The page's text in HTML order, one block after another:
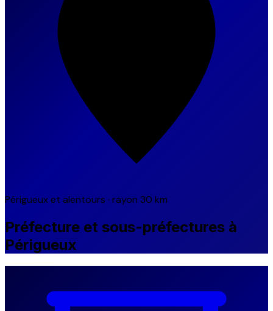
Périgueux et alentours · rayon 30 km
Préfecture et sous-préfectures à
Périgueux